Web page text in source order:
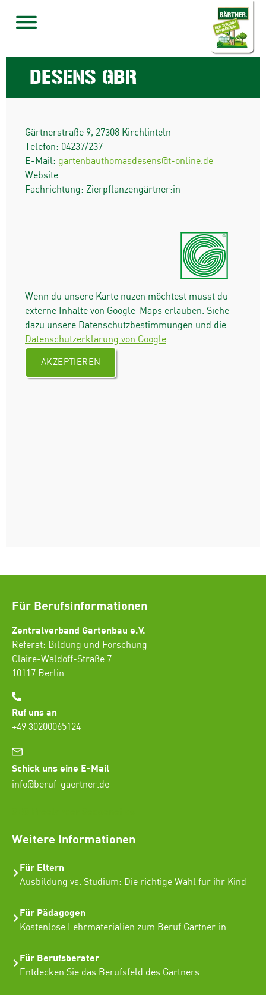
DESENS GBR
Gärtnerstraße 9, 27308 Kirchlinteln
Telefon: 04237/237
E-Mail: gartenbauthomasdesens@t-online.de
Website:
Fachrichtung: Zierpflanzengärtner:in
Wenn du unsere Karte nuzen möchtest musst du
externe Inhalte von Google-Maps erlauben. Siehe
dazu unsere Datenschutzbestimmungen und die
Datenschutzerklärung von Google.
AKZEPTIEREN
Für Berufsinformationen
Zentralverband Gartenbau e.V.
Referat: Bildung und Forschung
Claire-Waldoff-Straße 7
10117 Berlin
Ruf uns an
+49 30200065124
Schick uns eine E-Mail
info@beruf-gaertner.de
Weitere Informationen
Für Eltern
Ausbildung vs. Studium: Die richtige Wahl für ihr Kind
Für Pädagogen
Kostenlose Lehrmaterialien zum Beruf Gärtner:in
Für Berufsberater
Entdecken Sie das Berufsfeld des Gärtners